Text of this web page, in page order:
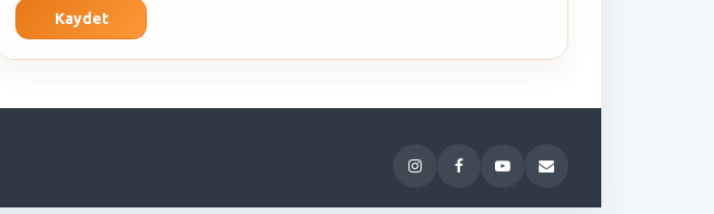
Kaydet